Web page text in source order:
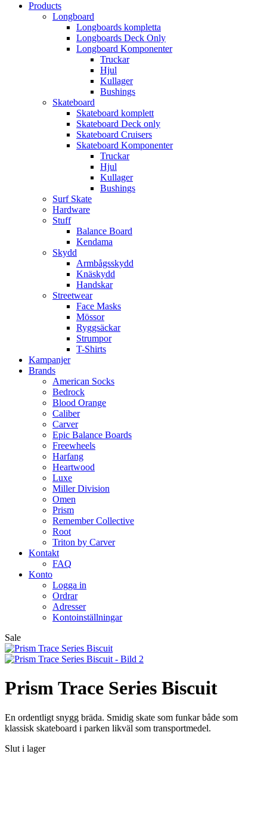
Products
Longboard
Longboards kompletta
Longboards Deck Only
Longboard Komponenter
Truckar
Hjul
Kullager
Bushings
Skateboard
Skateboard komplett
Skateboard Deck only
Skateboard Cruisers
Skateboard Komponenter
Truckar
Hjul
Kullager
Bushings
Surf Skate
Hardware
Stuff
Balance Board
Kendama
Skydd
Armbågsskydd
Knäskydd
Handskar
Streetwear
Face Masks
Mössor
Ryggsäckar
Strumpor
T-Shirts
Kampanjer
Brands
American Socks
Bedrock
Blood Orange
Caliber
Carver
Epic Balance Boards
Freewheels
Harfang
Heartwood
Luxe
Miller Division
Omen
Prism
Remember Collective
Root
Triton by Carver
Kontakt
FAQ
Konto
Logga in
Ordrar
Adresser
Kontoinställningar
Sale
Prism Trace Series Biscuit
En ordentligt snygg bräda. Smidig skate som funkar både som
klassisk skateboard i parken likväl som transportmedel.
Slut i lager